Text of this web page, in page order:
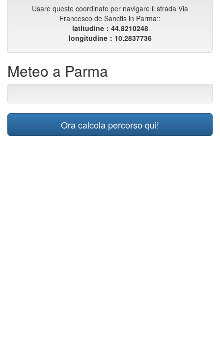
Usare queste coordinate per navigare il strada Via
Francesco de Sanctis in Parma::
latitudine：44.8210248
longitudine：10.2837736
Meteo a Parma
Ora calcola percorso qui!